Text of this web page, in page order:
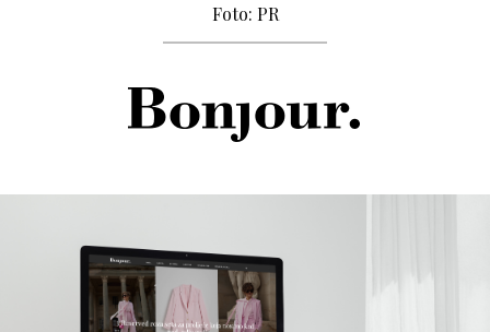
Foto: PR